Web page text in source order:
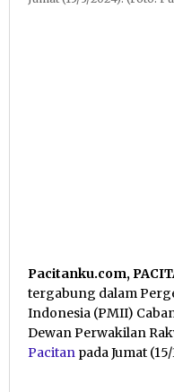
Pacitanku.com,
tergabung dalam
Indonesia (PMII)
Dewan Perwakilan
Pacitan pada Jumat